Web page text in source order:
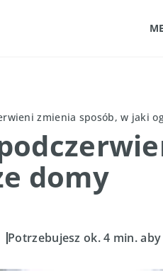
zmienia sposób, w jaki
domy
Potrzebujesz ok. 4 min.